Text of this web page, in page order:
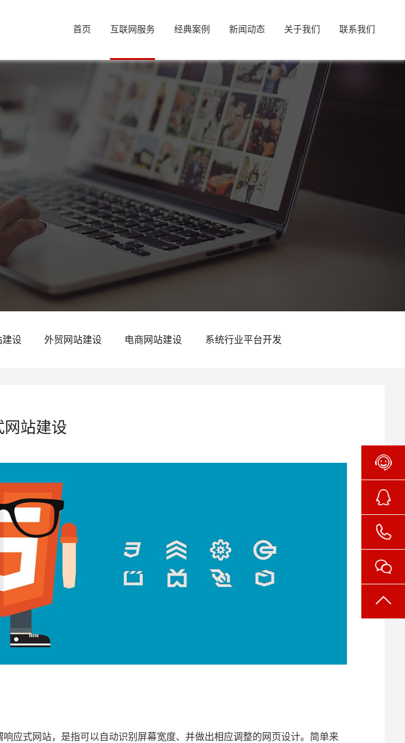
首页 互联网服务 经典案例 新闻动态 关于我们 联系我们
建设 外贸网站建设 电商网站建设 系统行业平台开发
网站建设
应式网站，是指可以自动识别屏幕宽度、并做出相应调整的网页设计。简单来